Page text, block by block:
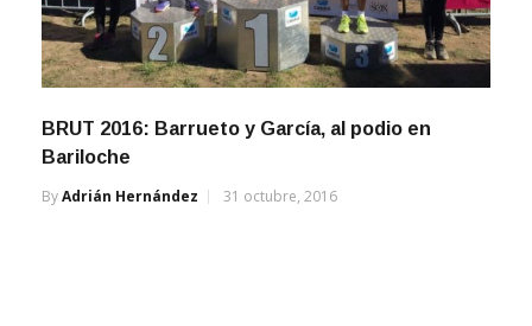
BRUT 2016: Barrueto y García, al podio en
Bariloche
ByAdrián Hernández 31 octubre, 2016